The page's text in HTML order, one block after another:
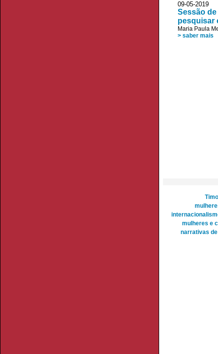
09-05-
Sessão
pesquisar
Maria Paula
> saber mais
mulheres e
narrativas